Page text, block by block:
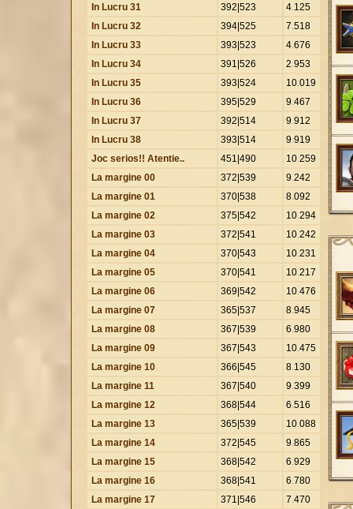
In Lucru 31
392|523 4.125
In Lucru 32
394|525 7.518
In Lucru 33
393|523 4.676
In Lucru 34
391|526 2.953
In Lucru 35
393|524 10.019
In Lucru 36
395|529 9.467
In Lucru 37
392|514 9.912
In Lucru 38
393|514 9.919
Joc serios!! Atentie..
451|490 10.259
La margine 00
372|539 9.242
La margine 01
370|538 8.092
La margine 02
375|542 10.294
La margine 03
372|541 10.242
La margine 04
370|543 10.231
La margine 05
370|541 10.217
La margine 06
369|542 10.476
La margine 07
365|537 8.945
La margine 08
367|539 6.980
La margine 09
367|543 10.475
La margine 10
366|545 8.130
La margine 11
367|540 9.399
La margine 12
368|544 6.516
La margine 13
365|539 10.088
La margine 14
372|545 9.865
La margine 15
368|542 6.929
La margine 16
368|541 6.780
La margine 17
371|546 7.470